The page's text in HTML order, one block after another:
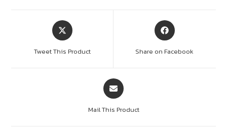
Tweet This Product Share on Facebook
Mail This Product